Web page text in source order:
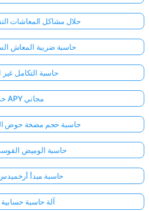
حلال مشاكل المعاشات
حاسبة ضريبة المعاش
حاسبة التكامل غير
حلال APY مجاني
حاسبة حجم مضخة حوض
حاسبة الوميض
حاسبة مبدأ أرخميدس
آلة حاسبة حسابية